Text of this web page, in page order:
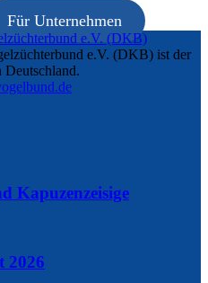
Für Unternehmen
e.V. (DKB) ist der
Kapuzenzeisige
2026